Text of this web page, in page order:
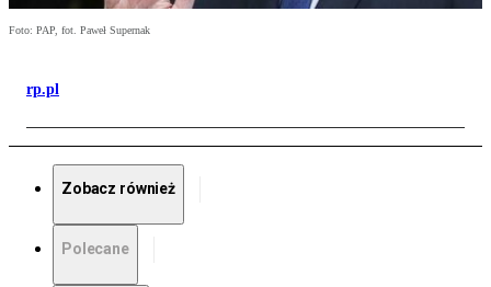
Foto: PAP, fot. Paweł Supernak
rp.pl
Zobacz również
Polecane